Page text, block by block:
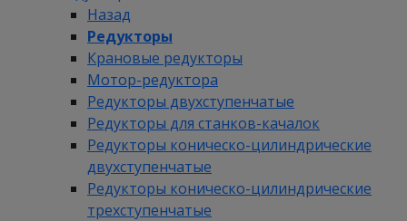
Назад
Редукторы
Крановые редукторы
Мотор-редуктора
Редукторы двухступенчатые
Редукторы для станков-качалок
Редукторы коническо-цилиндрические
двухступенчатые
Редукторы коническо-цилиндрические
трехступенчатые